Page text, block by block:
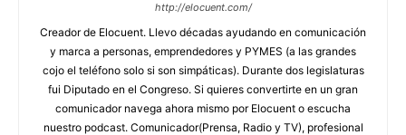
http://elocuent.com/
Creador de Elocuent. Llevo décadas ayudando en comunicación
y marca a personas, emprendedores y PYMES (a las grandes
cojo el teléfono solo si son simpáticas). Durante dos legislaturas
fui Diputado en el Congreso. Si quieres convertirte en un gran
comunicador navega ahora mismo por Elocuent o escucha
nuestro podcast. Comunicador(Prensa, Radio y TV), profesional